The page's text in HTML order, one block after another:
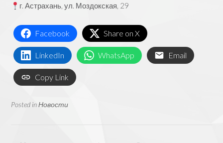
г. Астрахань, ул. Моздокская, 29
Facebook Share on X
LinkedIn WhatsApp Email
Copy Link
Posted inНовости